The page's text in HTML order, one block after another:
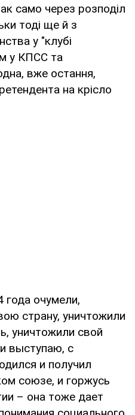
само через розподіл
тоді ще й з
у "клубі
у КПСС та
вже остання,
на крісло
года очумели,
страну, уничтожили
уничтожили свой
выступаю, с
и получил
союзе, и горжусь
– она тоже дает